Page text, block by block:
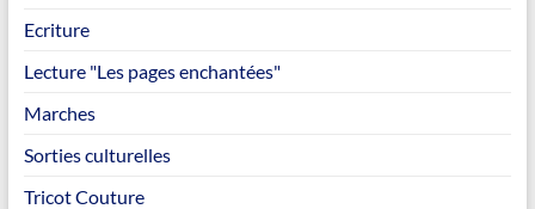
Ecriture
Lecture "Les pages enchantées"
Marches
Sorties culturelles
Tricot Couture